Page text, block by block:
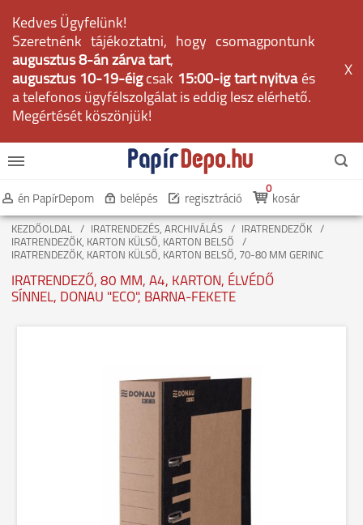
Kedves Ügyfelünk!
Szeretnénk tájékoztatni, hogy csomagpontunk
augusztus 8-án zárva tart,
augusztus 10-19-éig csak 15:00-ig tart nyitvaés
a telefonos ügyfélszolgálat is eddig lesz elérhető.
Megértését köszönjük!
X
én PapírDepom belépés regisztráció kosár
0
KEZDŐOLDAL IRATRENDEZÉS, ARCHIVÁLÁS
IRATRENDEZŐK
IRATRENDEZŐK, KARTON KÜLSŐ, KARTON BELSŐ
IRATRENDEZŐK, KARTON KÜLSŐ, KARTON BELSŐ, 70-80 MM GERINC
IRATRENDEZŐ, 80 MM, A4, KARTON, ÉLVÉDŐ
SÍNNEL, DONAU "ECO", BARNA-FEKETE